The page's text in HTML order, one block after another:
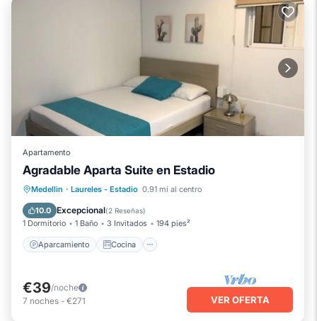
Apartamento
Agradable Aparta Suite en Estadio
Medellin · Laureles - Estadio 0.91 mi al centro
10.0 Excepcional(2 Reseñas)
1 Dormitorio 1 Baño 3 Invitados 194 pies²
Aparcamiento Cocina
Aparcamiento Cocina
Internet
Apto para niños
€39/noche
7 noches - €271 VER OFERTA